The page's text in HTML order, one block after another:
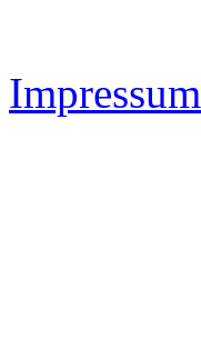
Impressum